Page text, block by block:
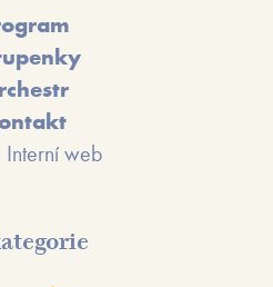
Interní web